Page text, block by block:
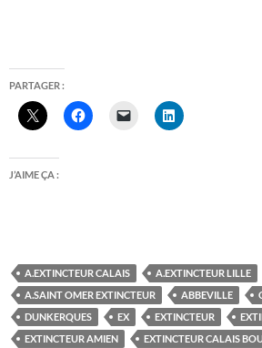
PARTAGER :
J’AIME ÇA :
A.EXTINCTEUR CALAIS
A.EXTINCTEUR LILLE
A.SAINT OMER EXTINCTEUR
ABBEVILLE
DUNKERQUES
EX EXTINCTEUR
EXTINCTEUR AMIEN
EXTINCTEUR CALAIS